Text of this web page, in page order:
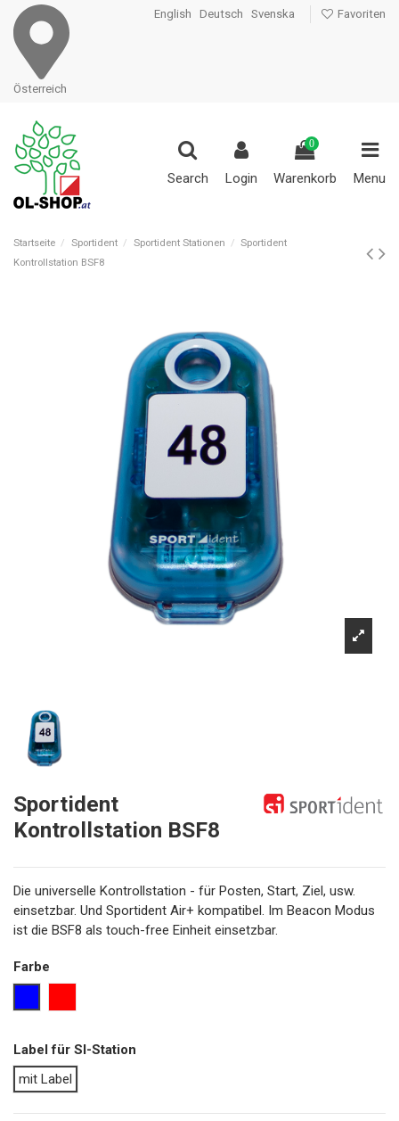
Österreich
English Deutsch Svenska Favoriten
Search Login
0
Warenkorb Menu
Startseite Sportident Sportident Stationen
Sportident
Kontrollstation BSF8
Sportident
Kontrollstation BSF8
Die universelle Kontrollstation - für Posten, Start, Ziel, usw.
einsetzbar. Und Sportident Air+ kompatibel. Im Beacon Modus
ist die BSF8 als touch-free Einheit einsetzbar.
Farbe
Label für SI-Station
mit Label